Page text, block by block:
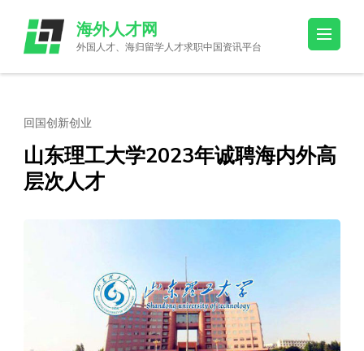
content
(Press
海外人才网
外国人才、海归留学人才求职中国资讯平台
回国创新创业
山东理工大学2023年诚聘海内外高
层次人才